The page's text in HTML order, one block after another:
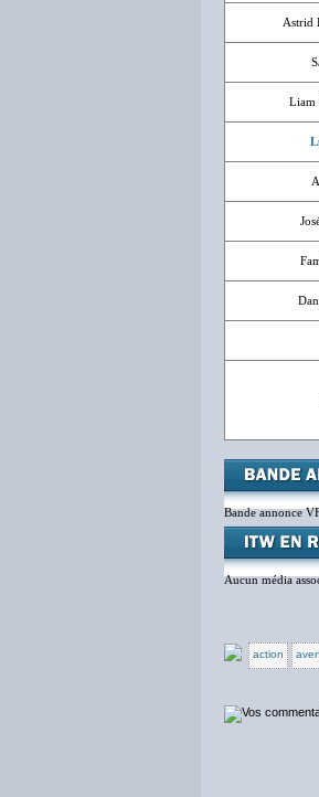
Astrid
Liam
Bande annonce
Aucun média
action